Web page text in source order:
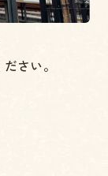
さい。